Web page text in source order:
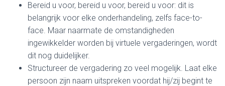
Bereid u voor, bereid u voor, bereid u voor: dit is
belangrijk voor elke onderhandeling, zelfs face-to-
face. Maar naarmate de omstandigheden
ingewikkelder worden bij virtuele vergaderingen, wordt
dit nog duidelijker.
Structureer de vergadering zo veel mogelijk. Laat elke
persoon zijn naam uitspreken voordat hij/zij begint te